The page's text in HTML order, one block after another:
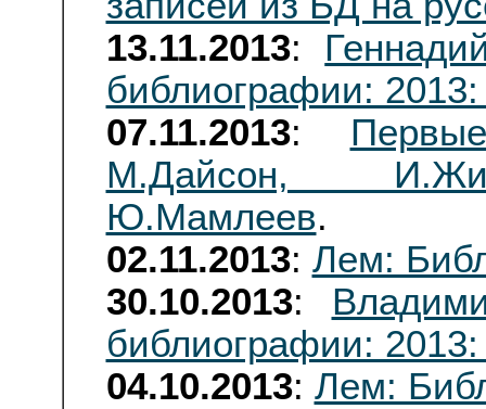
13.11.2013:
библиографии:
07.11.2013:
М.Дайсон,
Ю.Мамлеев.
02.11.2013: Лем:
30.10.2013:
библиографии:
04.10.2013: Лем: